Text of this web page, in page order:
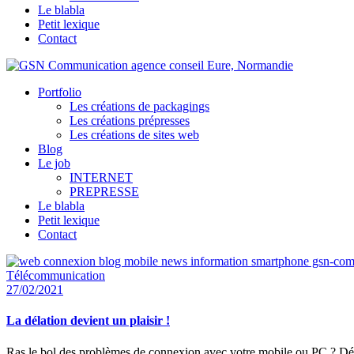
Le blabla
Petit lexique
Contact
Portfolio
Les créations de packagings
Les créations prépresses
Les créations de sites web
Blog
Le job
INTERNET
PREPRESSE
Le blabla
Petit lexique
Contact
Télécommunication
27/02/2021
La délation devient un plaisir !